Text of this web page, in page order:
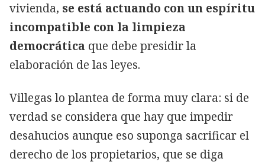
vivienda, se está actuando con un espíritu
incompatible con la limpieza
democrática que debe presidir la
elaboración de las leyes.
Villegas lo plantea de forma muy clara: si de
verdad se considera que hay que impedir
desahucios aunque eso suponga sacrificar el
derecho de los propietarios, que se diga